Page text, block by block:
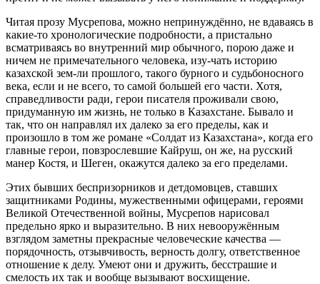
Читая прозу Мусрепова, можно непринуждённо, не вдаваясь в
какие-то хронологические подробности, а пристально
всматриваясь во внутренний мир обычного, порою даже и
ничем не примечательного человека, изу-чать историю
казахской зем-ли прошлого, такого бурного и судьбоносного
века, если и не всего, то самой большей его части. Хотя,
справедливости ради, герои писателя проживали свою,
придуманную им жизнь, не только в Казахстане. Бывало и
так, что он направлял их далеко за его пределы, как и
произошло в том же романе «Солдат из Казахстана», когда его
главные герои, повзрослевшие Кайруш, он же, на русский
манер Костя, и Шеген, окажутся далеко за его пределами.
Этих бывших беспризорников и детдомовцев, ставших
защитниками Родины, мужественными офицерами, героями
Великой Отечественной войны, Мусрепов нарисовал
предельно ярко и выразительно. В них невооружённым
взглядом заметны прекрасные человеческие качества —
порядочность, отзывчивость, верность долгу, ответственное
отношение к делу. Умеют они и дружить, бесстрашие и
смелость их так и вообще вызывают восхищение.